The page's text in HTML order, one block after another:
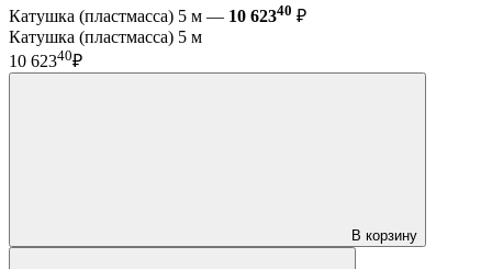
Катушка (пластмасса) 5 м — 10 62340 ₽
Катушка (пластмасса) 5 м
10 62340₽
В корзину